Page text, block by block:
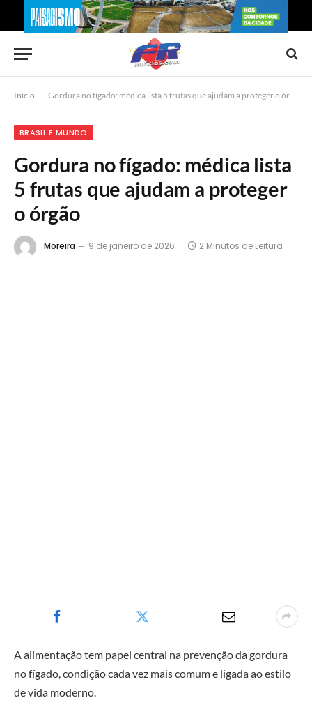
Início - Gordura no fígado: médica lista 5 frutas que ajudam a proteger o órgão
BRASIL E MUNDO
Gordura no fígado: médica lista
5 frutas que ajudam a proteger
o órgão
Moreira 9 de janeiro de 2026 2 Minutos de Leitura
A alimentação tem papel central na prevenção da gordura
no fígado, condição cada vez mais comum e ligada ao estilo
de vida moderno.